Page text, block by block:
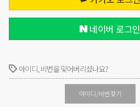
네이버 로그인
아이디, 비번을 잊어버리셨나요?
아이디/비번찾기